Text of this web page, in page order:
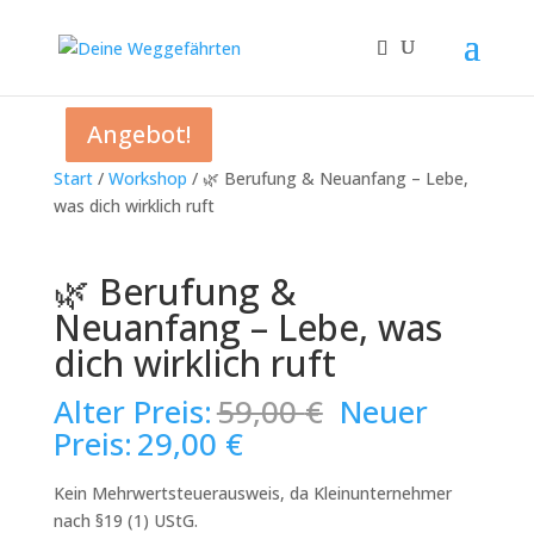
Start/ Workshop / 🌿 Berufung & Neuanfang – Lebe,
was dich wirklich ruft
Angebot!
🌿 Berufung &
Neuanfang – Lebe, was
dich wirklich ruft
Alter Preis:59,00€
Preis
59,00 €
Neuer
Preis:29,00 €Aktueller
Preis
ist:
Kein Mehrwertsteuerausweis, da Kleinunternehmer
nach §19 (1) UStG.
Angebot!
Angebot!